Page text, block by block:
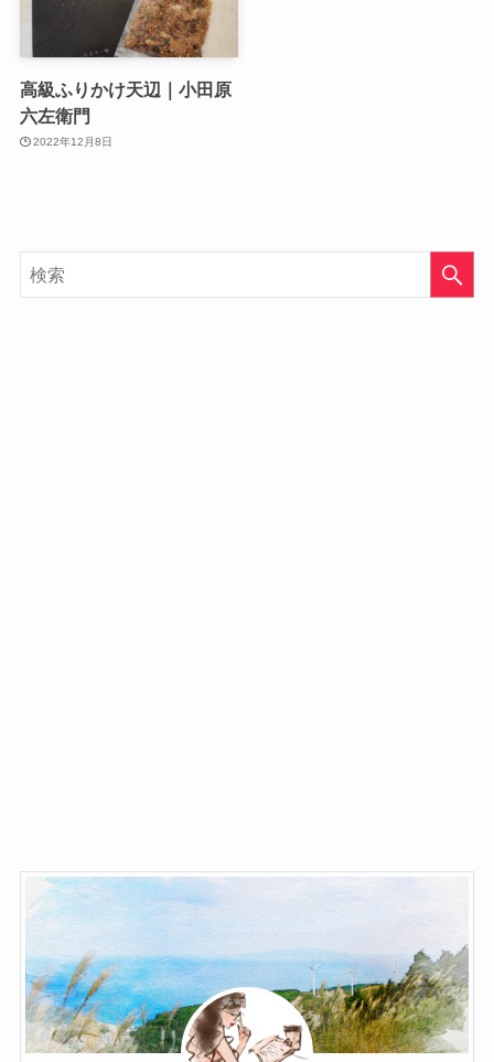
高級ふりかけ天辺｜小田原
六左衛門
2022年12月8日